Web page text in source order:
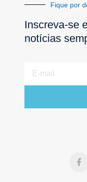
Fique por
Inscreva-se
notícias
mail
a